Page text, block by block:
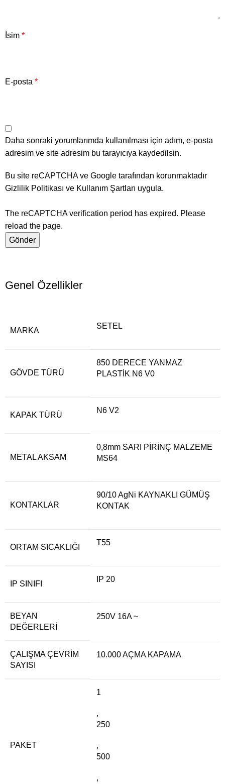
Genel Özellikler
MARKA
SETEL
GÖVDE TÜRÜ
850 DERECE YANMAZ
PLASTİK N6 V0
KAPAK TÜRÜ
N6 V2
METAL AKSAM
0,8mm SARI PİRİNÇ MALZEME
MS64
KONTAKLAR
90/10 AgNi KAYNAKLI GÜMÜŞ
KONTAK
ORTAM SICAKLIĞI
T55
IP SINIFI
IP 20
BEYAN
DEĞERLERI
250V 16A ~
ÇALIŞMA ÇEVRIM
SAYISI
10.000 AÇMA KAPAMA
PAKET
1
,
250
,
500
,
İsim *
E-posta *
Daha sonraki yorumlarımda kullanılması için adım, e-posta
adresim ve site adresim bu tarayıcıya kaydedilsin.
Bu site reCAPTCHA ve Google tarafından korunmaktadır
Gizlilik Politikası ve Kullanım Şartları uygula.
The reCAPTCHA verification period has expired. Please
reload the page.